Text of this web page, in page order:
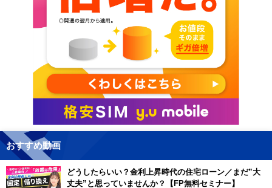
おすすめ動画
どうしたらいい？金利上昇時代の住宅ローン／まだ”大
丈夫”と思っていませんか？【FP無料セミナー】